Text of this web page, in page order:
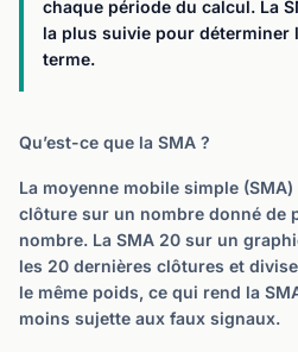
chaque période du calcul. La
la plus suivie pour déterminer
terme.
Qu’est-ce que la SMA ?
La moyenne mobile simple
clôture sur un nombre donné de
nombre. La SMA 20 sur un
les 20 dernières clôtures et
le même poids, ce qui rend la
moins sujette aux faux signaux.